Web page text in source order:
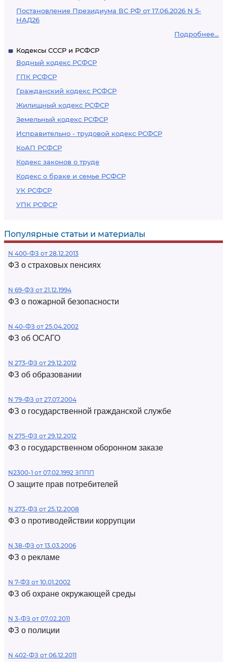
Постановление Президиума ВС РФ от 17.06.2026 N 5-
НАД26
Подробнее...
Кодексы СССР и РСФСР
Водный кодекс РСФСР
ГПК РСФСР
Гражданский кодекс РСФСР
Жилищный кодекс РСФСР
Земельный кодекс РСФСР
Исправительно - трудовой кодекс РСФСР
КоАП РСФСР
Кодекс законов о труде
Кодекс о браке и семье РСФСР
УК РСФСР
УПК РСФСР
Популярные статьи и материалы
N 400-ФЗ от 28.12.2013
ФЗ о страховых пенсиях
N 69-ФЗ от 21.12.1994
ФЗ о пожарной безопасности
N 40-ФЗ от 25.04.2002
ФЗ об ОСАГО
N 273-ФЗ от 29.12.2012
ФЗ об образовании
N 79-ФЗ от 27.07.2004
ФЗ о государственной гражданской службе
N 275-ФЗ от 29.12.2012
ФЗ о государственном оборонном заказе
N2300-1 от 07.02.1992 ЗППП
О защите прав потребителей
N 273-ФЗ от 25.12.2008
ФЗ о противодействии коррупции
N 38-ФЗ от 13.03.2006
ФЗ о рекламе
N 7-ФЗ от 10.01.2002
ФЗ об охране окружающей среды
N 3-ФЗ от 07.02.2011
ФЗ о полиции
N 402-ФЗ от 06.12.2011